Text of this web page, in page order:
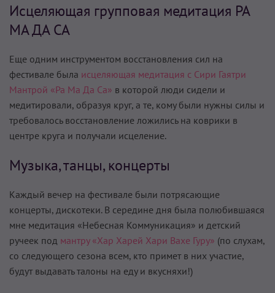
Исцеляющая групповая медитация РА
МА ДА СА
Еще одним инструментом восстановления сил на
фестивале была исцеляющая медитация с Сири Гаятри
Мантрой «Ра Ма Да Са» в которой люди сидели и
медитировали, образуя круг, а те, кому были нужны силы и
требовалось восстановление ложились на коврики в
центре круга и получали исцеление.
Музыка, танцы, концерты
Каждый вечер на фестивале были потрясающие
концерты, дискотеки. В середине дня была полюбившаяся
мне медитация «Небесная Коммуникация» и детский
ручеек под мантру «Хар Харей Хари Вахе Гуру» (по слухам,
со следующего сезона всем, кто примет в них участие,
будут выдавать талоны на еду и вкусняхи!)